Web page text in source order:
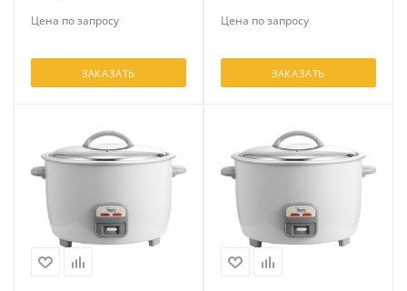
Цена по запросу
ЗАКАЗАТЬ
Цена по запросу
ЗАКАЗАТЬ